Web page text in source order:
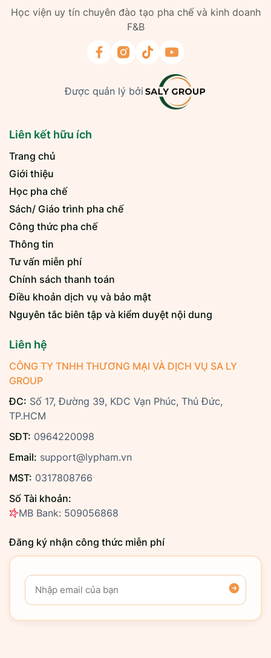
Học viện uy tín chuyên đào tạo pha chế và kinh doanh
F&B
Được quản lý bởi
Liên kết hữu ích
Trang chủ
Giới thiệu
Học pha chế
Sách/ Giáo trình pha chế
Công thức pha chế
Thông tin
Tư vấn miễn phí
Chính sách thanh toán
Điều khoản dịch vụ và bảo mật
Nguyên tắc biên tập và kiểm duyệt nội dung
Liên hệ
CÔNG TY TNHH THƯƠNG MẠI VÀ DỊCH VỤ SA LY
GROUP
ĐC: Số 17, Đường 39, KDC Vạn Phúc, Thủ Đức,
TP.HCM
SĐT: 0964220098
Email: support@lypham.vn
MST: 0317808766
Số Tài khoản:
MB Bank: 509056868
Đăng ký nhận công thức miễn phí